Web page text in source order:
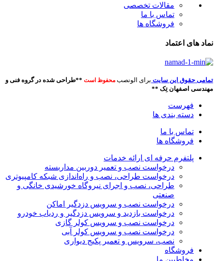
مقالات تخصصی
تماس با ما
فروشگاه ها
نماد های اعتماد
تمامی حقوق این سایت برای الونصب محفوظ است **طراحی شده در گروه فنی و
مهندسی اصفهان تِک **
فهرست
دسته بندی ها
تماس با ما
فروشگاه ها
پلتفرم حرفه ای ارائه خدمات
درخواست نصب و تعمیر دوربین مداربسته
درخواست طراحی، نصب و راه‌اندازی شبکه کامپیوتری
طراحی، نصب و اجرای نیروگاه خورشیدی خانگی و
صنعتی
درخواست نصب و سرویس دزدگیر اماکن
درخواست بازدید و سرویس دزدگیر و ردیاب خودرو
درخواست نصب و سرویس کولر گازی
درخواست نصب و سرویس کولر آبی
نصب، سرویس و تعمیر پکیج دیواری
فروشگاه